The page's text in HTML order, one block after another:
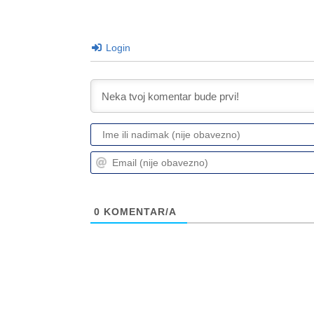
Login
0 KOMENTAR/A